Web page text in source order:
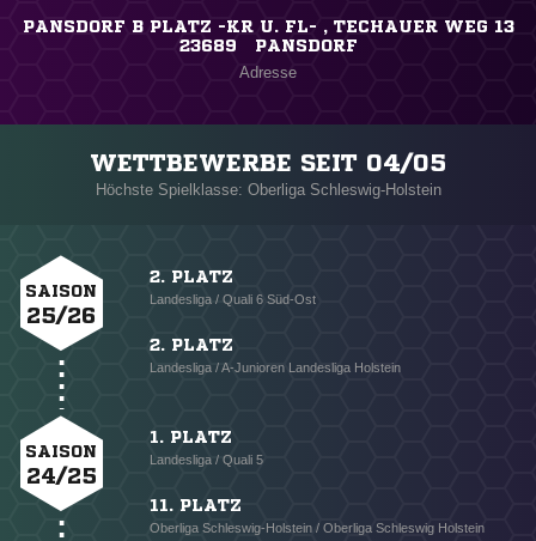
PANSDORF B PLATZ -KR U. FL- , TECHAUER WEG 13
23689 PANSDORF
Adresse
WETTBEWERBE SEIT 04/05
Höchste Spielklasse: Oberliga Schleswig-Holstein
SAISON
25/26
2. PLATZ
Landesliga / Quali 6 Süd-Ost
2. PLATZ
Landesliga / A-Junioren Landesliga Holstein
SAISON
24/25
1. PLATZ
Landesliga / Quali 5
11. PLATZ
Oberliga Schleswig-Holstein / Oberliga Schleswig Holstein